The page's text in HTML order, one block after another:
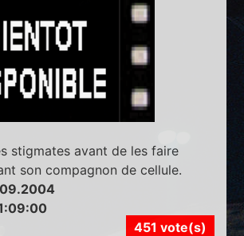
stigmates avant de les faire
son compagnon de cellule.
451 vote(s)